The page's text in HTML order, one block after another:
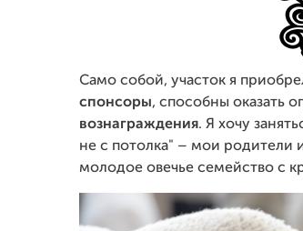
Само собой, участок я
спонсоры, способны оказать
вознаграждения. Я хочу
не с потолка" – мои родители
молодое овечье семейство с